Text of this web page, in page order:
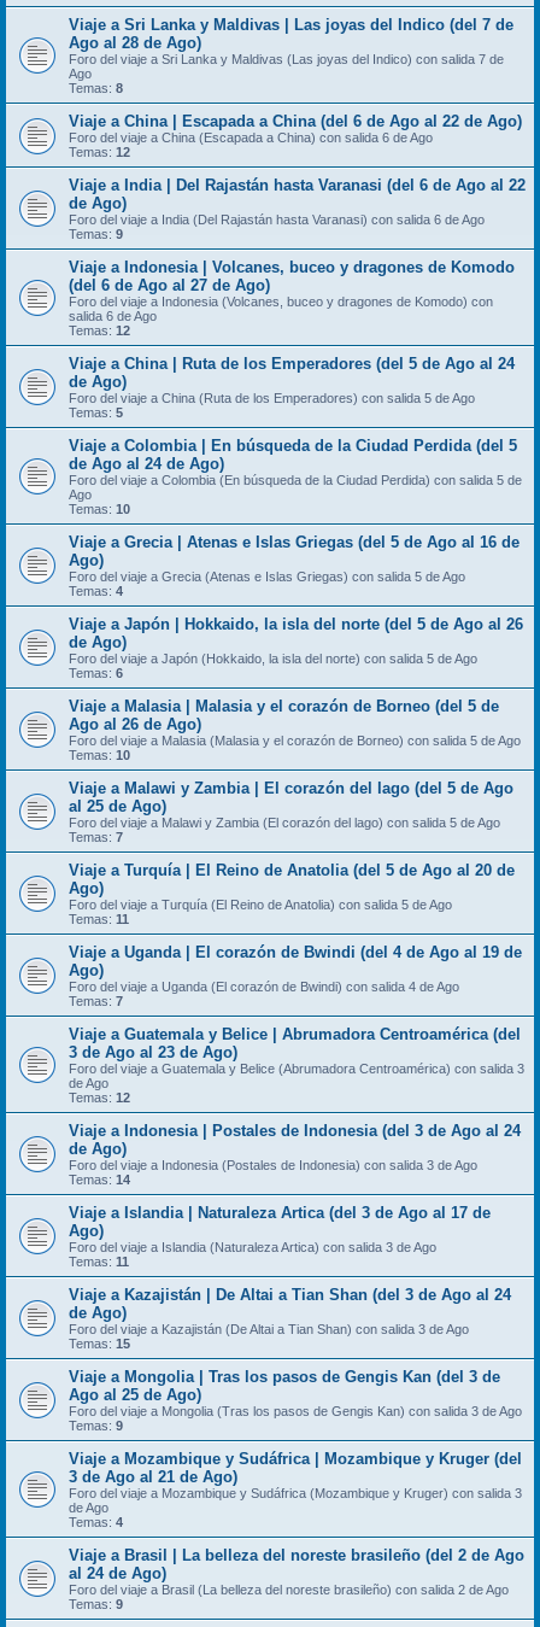
Viaje a Sri Lanka y Maldivas | Las joyas del Indico (del 7 de
Ago al 28 de Ago)
Foro del viaje a Sri Lanka y Maldivas (Las joyas del Indico) con salida 7 de
Ago
Temas: 8
Viaje a China | Escapada a China (del 6 de Ago al 22 de Ago)
Foro del viaje a China (Escapada a China) con salida 6 de Ago
Temas: 12
Viaje a India | Del Rajastán hasta Varanasi (del 6 de Ago al 22
de Ago)
Foro del viaje a India (Del Rajastán hasta Varanasi) con salida 6 de Ago
Temas: 9
Viaje a Indonesia | Volcanes, buceo y dragones de Komodo
(del 6 de Ago al 27 de Ago)
Foro del viaje a Indonesia (Volcanes, buceo y dragones de Komodo) con
salida 6 de Ago
Temas: 12
Viaje a China | Ruta de los Emperadores (del 5 de Ago al 24
de Ago)
Foro del viaje a China (Ruta de los Emperadores) con salida 5 de Ago
Temas: 5
Viaje a Colombia | En búsqueda de la Ciudad Perdida (del 5
de Ago al 24 de Ago)
Foro del viaje a Colombia (En búsqueda de la Ciudad Perdida) con salida 5 de
Ago
Temas: 10
Viaje a Grecia | Atenas e Islas Griegas (del 5 de Ago al 16 de
Ago)
Foro del viaje a Grecia (Atenas e Islas Griegas) con salida 5 de Ago
Temas: 4
Viaje a Japón | Hokkaido, la isla del norte (del 5 de Ago al 26
de Ago)
Foro del viaje a Japón (Hokkaido, la isla del norte) con salida 5 de Ago
Temas: 6
Viaje a Malasia | Malasia y el corazón de Borneo (del 5 de
Ago al 26 de Ago)
Foro del viaje a Malasia (Malasia y el corazón de Borneo) con salida 5 de Ago
Temas: 10
Viaje a Malawi y Zambia | El corazón del lago (del 5 de Ago
al 25 de Ago)
Foro del viaje a Malawi y Zambia (El corazón del lago) con salida 5 de Ago
Temas: 7
Viaje a Turquía | El Reino de Anatolia (del 5 de Ago al 20 de
Ago)
Foro del viaje a Turquía (El Reino de Anatolia) con salida 5 de Ago
Temas: 11
Viaje a Uganda | El corazón de Bwindi (del 4 de Ago al 19 de
Ago)
Foro del viaje a Uganda (El corazón de Bwindi) con salida 4 de Ago
Temas: 7
Viaje a Guatemala y Belice | Abrumadora Centroamérica (del
3 de Ago al 23 de Ago)
Foro del viaje a Guatemala y Belice (Abrumadora Centroamérica) con salida 3
de Ago
Temas: 12
Viaje a Indonesia | Postales de Indonesia (del 3 de Ago al 24
de Ago)
Foro del viaje a Indonesia (Postales de Indonesia) con salida 3 de Ago
Temas: 14
Viaje a Islandia | Naturaleza Artica (del 3 de Ago al 17 de
Ago)
Foro del viaje a Islandia (Naturaleza Artica) con salida 3 de Ago
Temas: 11
Viaje a Kazajistán | De Altai a Tian Shan (del 3 de Ago al 24
de Ago)
Foro del viaje a Kazajistán (De Altai a Tian Shan) con salida 3 de Ago
Temas: 15
Viaje a Mongolia | Tras los pasos de Gengis Kan (del 3 de
Ago al 25 de Ago)
Foro del viaje a Mongolia (Tras los pasos de Gengis Kan) con salida 3 de Ago
Temas: 9
Viaje a Mozambique y Sudáfrica | Mozambique y Kruger (del
3 de Ago al 21 de Ago)
Foro del viaje a Mozambique y Sudáfrica (Mozambique y Kruger) con salida 3
de Ago
Temas: 4
Viaje a Brasil | La belleza del noreste brasileño (del 2 de Ago
al 24 de Ago)
Foro del viaje a Brasil (La belleza del noreste brasileño) con salida 2 de Ago
Temas: 9